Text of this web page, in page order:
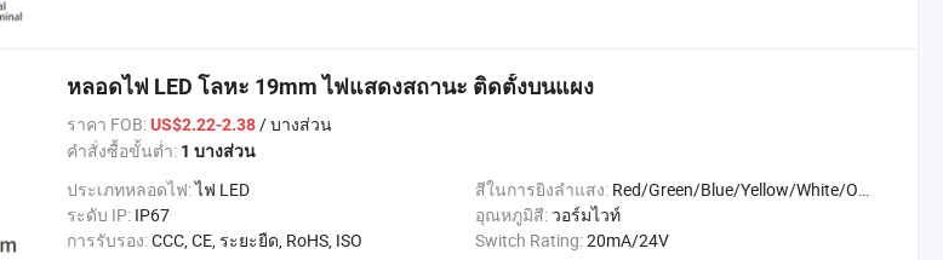
หลอดไฟ LED โลหะ 19mm ไฟแสดงสถานะ ติดตั้งบนแผง
ราคา FOB:US$2.22-2.38/ บางส่วน
คำสั่งซื้อขั้นต่ำ: 1 บางส่วน
ประเภทหลอดไฟ:ไฟ LED สีในการยิงลำแสง: Red/Green/Blue/Yellow/White/Orange
ระดับ IP: IP67 อุณหภูมิสี: วอร์มไวท์
การรับรอง:CCC, CE, ระยะยืด, RoHS, ISO Switch Rating:20mA/24V